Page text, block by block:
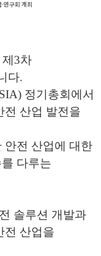
연구회 개최
3차
다.
정기총회에서
전 산업 발전을
안전 산업에 대한
다루는
솔루션 개발과
전 산업을